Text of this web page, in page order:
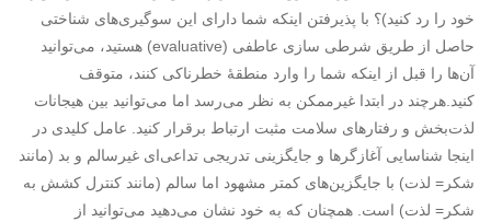
خود را رد کنید)؟ با پذیرفتن اینکه شما دارای این سوگیری‌های شناختی
حاصل از طریق شرطی سازی عاطفی (evaluative) هستید، می‌توانید
آن‌ها را قبل از اینکه شما را وارد منطقۀ خطرناکی کنند، متوقف
کنید.هرچند در ابتدا غیرممکن به نظر می‌رسد اما می‌توانید بین هیجانات
لذت‌بخش و رفتارهای سلامت مثبت ارتباط برقرار کنید. عامل کلیدی در
اینجا شناسایی آغازگرها و جایگزینی تدریجی تداعی‌ای غیرسالم و بد (مانند
شکر= لذت) با جایگزین‌های کمتر مشهود اما سالم (مانند کنترل کشش به
شکر= لذت) است. همچنان که به خود نشان می‌دهید می‌توانید از